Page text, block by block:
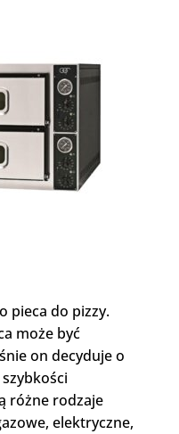
pieca do pizzy.
może być
on decyduje o
różne rodzaje
elektryczne,